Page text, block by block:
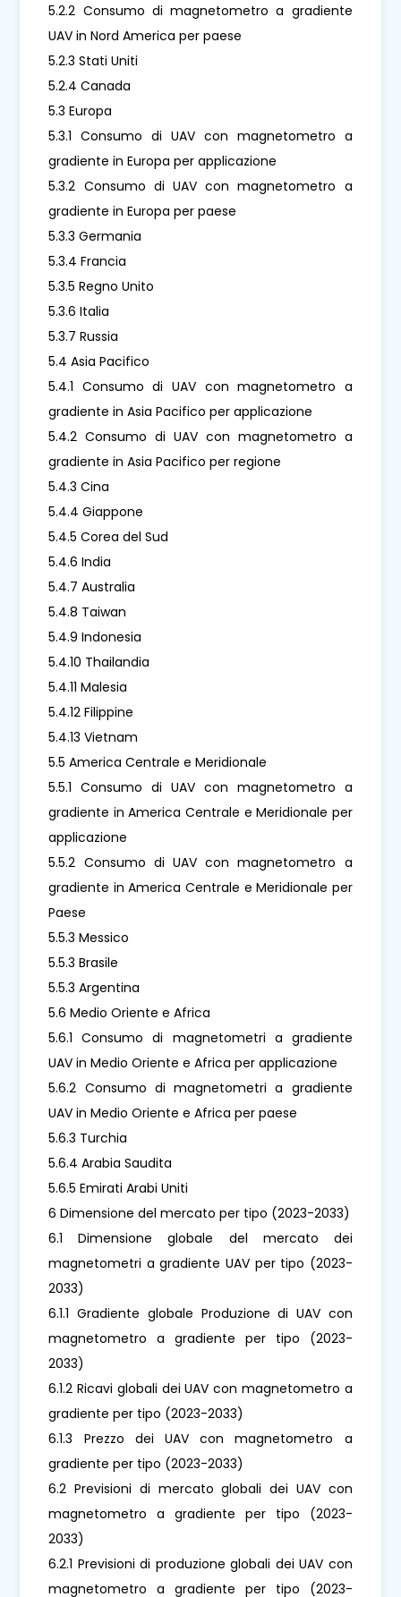
5.2.2 Consumo di magnetometro a gradiente
UAV in Nord America per paese
5.2.3 Stati Uniti
5.2.4 Canada
5.3 Europa
5.3.1 Consumo di UAV con magnetometro a
gradiente in Europa per applicazione
5.3.2 Consumo di UAV con magnetometro a
gradiente in Europa per paese
5.3.3 Germania
5.3.4 Francia
5.3.5 Regno Unito
5.3.6 Italia
5.3.7 Russia
5.4 Asia Pacifico
5.4.1 Consumo di UAV con magnetometro a
gradiente in Asia Pacifico per applicazione
5.4.2 Consumo di UAV con magnetometro a
gradiente in Asia Pacifico per regione
5.4.3 Cina
5.4.4 Giappone
5.4.5 Corea del Sud
5.4.6 India
5.4.7 Australia
5.4.8 Taiwan
5.4.9 Indonesia
5.4.10 Thailandia
5.4.11 Malesia
5.4.12 Filippine
5.4.13 Vietnam
5.5 America Centrale e Meridionale
5.5.1 Consumo di UAV con magnetometro a
gradiente in America Centrale e Meridionale per
applicazione
5.5.2 Consumo di UAV con magnetometro a
gradiente in America Centrale e Meridionale per
Paese
5.5.3 Messico
5.5.3 Brasile
5.5.3 Argentina
5.6 Medio Oriente e Africa
5.6.1 Consumo di magnetometri a gradiente
UAV in Medio Oriente e Africa per applicazione
5.6.2 Consumo di magnetometri a gradiente
UAV in Medio Oriente e Africa per paese
5.6.3 Turchia
5.6.4 Arabia Saudita
5.6.5 Emirati Arabi Uniti
6 Dimensione del mercato per tipo (2023-2033)
6.1 Dimensione globale del mercato dei
magnetometri a gradiente UAV per tipo (2023-
2033)
6.1.1 Gradiente globale Produzione di UAV con
magnetometro a gradiente per tipo (2023-
2033)
6.1.2 Ricavi globali dei UAV con magnetometro a
gradiente per tipo (2023-2033)
6.1.3 Prezzo dei UAV con magnetometro a
gradiente per tipo (2023-2033)
6.2 Previsioni di mercato globali dei UAV con
magnetometro a gradiente per tipo (2023-
2033)
6.2.1 Previsioni di produzione globali dei UAV con
magnetometro a gradiente per tipo (2023-